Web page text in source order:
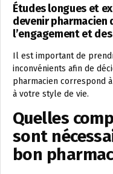
Études longues et
devenir pharmacien
l’engagement et
Il est important de
inconvénients afin de
pharmacien correspond
à votre style de vie.
Quelles
sont
bon